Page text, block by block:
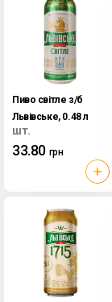
Пиво світле з/б
Львівське, 0.48 л
шт.
33.80 грн